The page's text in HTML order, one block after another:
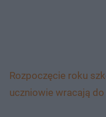
Rozpoczęcie roku
uczniowie wracają do